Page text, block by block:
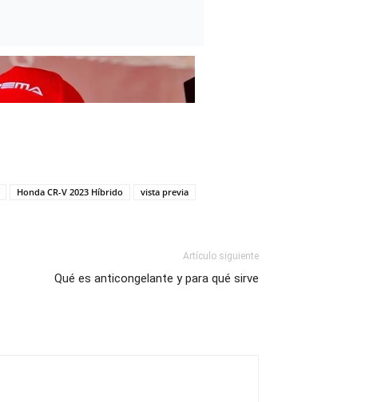
Honda CR-V 2023 Híbrido vista previa
Artículo siguiente
Qué es anticongelante y para qué sirve